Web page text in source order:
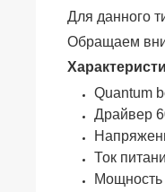
Для данного
Обращаем
Quantum
Драйвер
Ток
Мощность